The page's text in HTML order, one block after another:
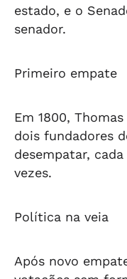
estado, e o
senador.
Primeiro empate
Em 1800,
dois fundadores
desempatar,
vezes.
Política na veia
Após novo